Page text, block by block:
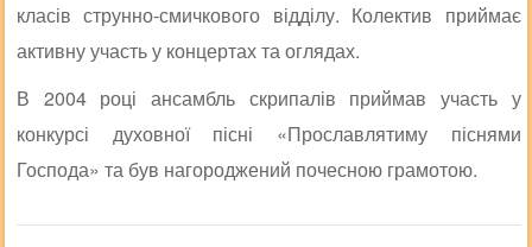
класів струнно-смичкового відділу. Колектив приймає
активну участь у концертах та оглядах.
В 2004 році ансамбль скрипалів приймав участь у
конкурсі духовної пісні «Прославлятиму піснями
Господа» та був нагороджений почесною грамотою.